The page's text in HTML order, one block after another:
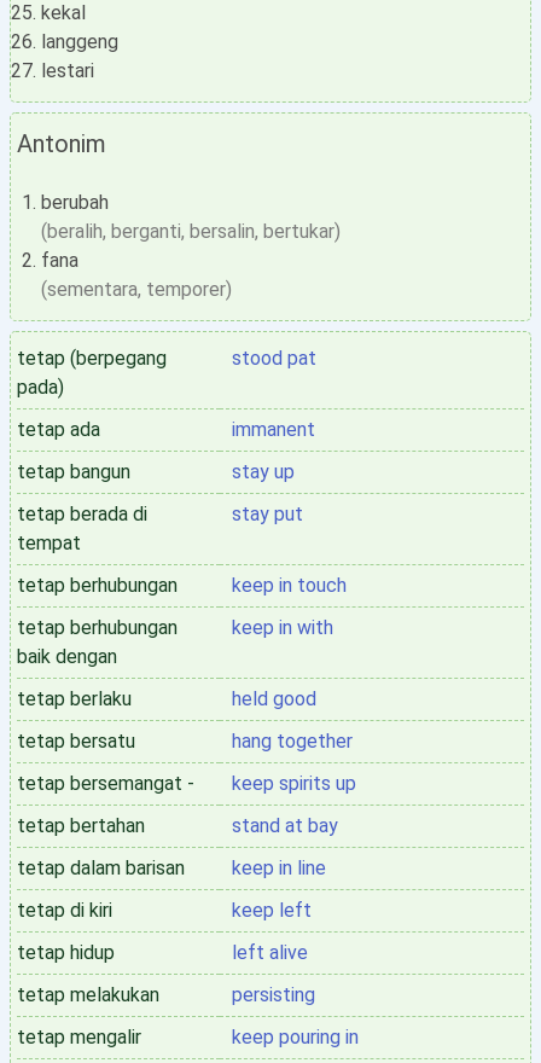
kekal
langgeng
lestari
Antonim
berubah
(beralih, berganti, bersalin, bertukar)
fana
(sementara, temporer)
tetap (berpegang
pada)
stood pat
tetap ada
immanent
tetap bangun
stay up
tetap berada di
tempat
stay put
tetap berhubungan
keep in touch
tetap berhubungan
baik dengan
keep in with
tetap berlaku
held good
tetap bersatu
hang together
tetap bersemangat -
keep spirits up
tetap bertahan
stand at bay
tetap dalam barisan
keep in line
tetap di kiri
keep left
tetap hidup
left alive
tetap melakukan
persisting
tetap mengalir
keep pouring in